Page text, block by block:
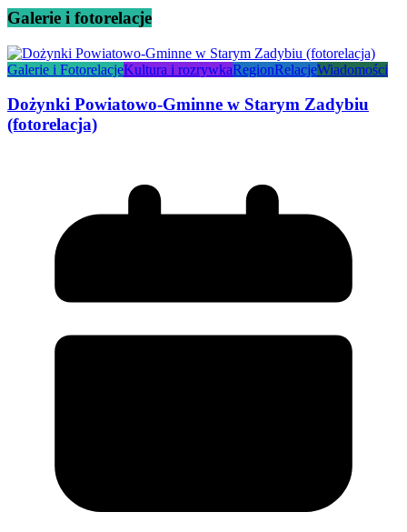
Galerie i fotorelacje
Galerie i FotorelacjeKultura i rozrywkaRegionRelacjeWiadomości
Dożynki Powiatowo-Gminne w Starym Zadybiu
(fotorelacja)